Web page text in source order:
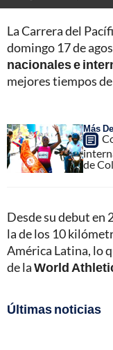
La Carrera del
domingo 17 de
nacionales e
mejores tiempos
Más
de
Desde su debut en
la de los 10
América Latina, lo
de laWorld
Últimas noticias